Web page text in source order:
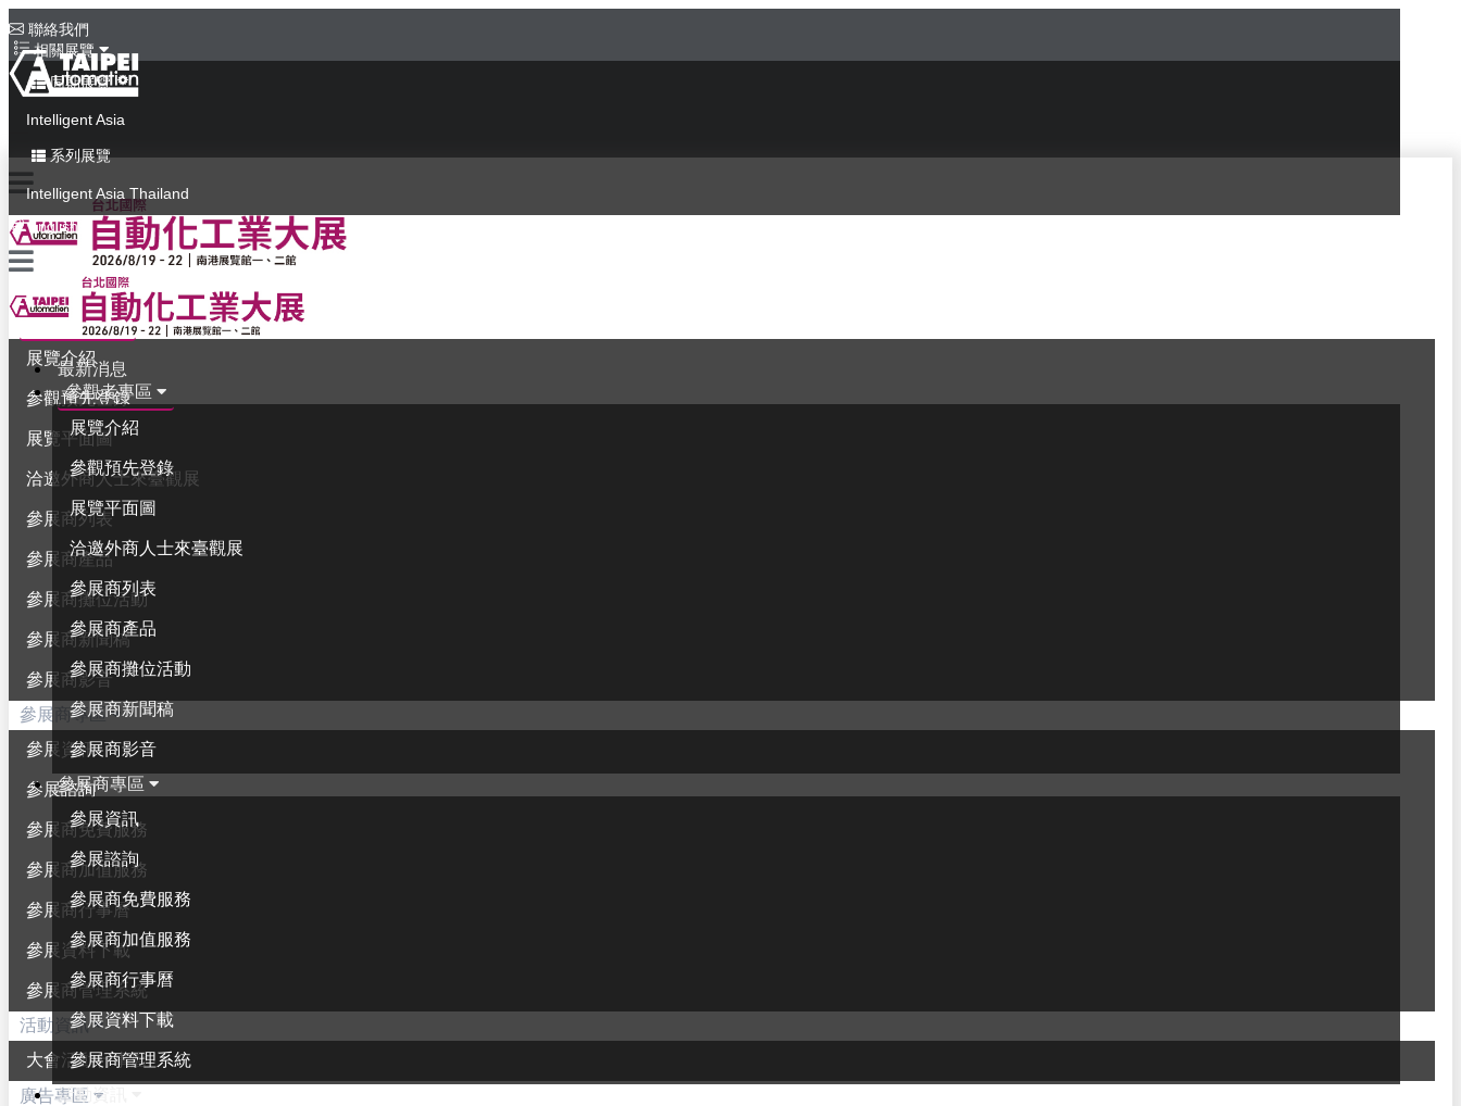
聯絡我們
相關展覽
同期展覽
Intelligent Asia
系列展覽
Intelligent Asia Thailand
English
最新消息
參觀者專區
展覽介紹
參觀預先登錄
展覽平面圖
洽邀外商人士來臺觀展
參展商列表
參展商產品
參展商攤位活動
參展商新聞稿
參展商影音
參展商專區
參展資訊
參展諮詢
參展商免費服務
參展商加值服務
參展商行事曆
參展資料下載
參展商管理系統
活動資訊
最新消息
參觀者專區
展覽介紹
參觀預先登錄
展覽平面圖
洽邀外商人士來臺觀展
參展商列表
參展商產品
參展商攤位活動
參展商新聞稿
參展商影音
參展商專區
參展資訊
參展諮詢
參展商免費服務
參展商加值服務
參展商行事曆
參展資料下載
參展商管理系統
活動資訊
大會活動行事曆
廣告專區